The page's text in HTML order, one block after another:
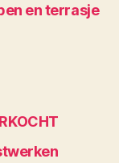
en terrasje